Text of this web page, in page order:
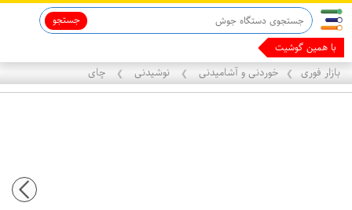
جستجو
با همین گوشیت پول د
بازار فوری ❯ خوردنی و آشامیدنی ❯ نوشیدنی ❯ چای